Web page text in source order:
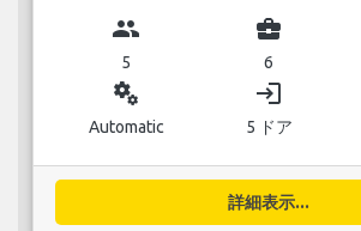
group
5
business_center
6
miscellaneous_services
Automatic
login
5 ドア
詳細表示...